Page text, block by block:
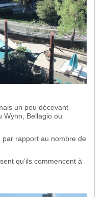
un peu décevant
Wynn, Bellagio ou
par rapport au nombre de
qu’ils commencent à